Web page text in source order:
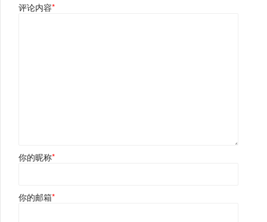
评论内容*
你的昵称*
你的邮箱*